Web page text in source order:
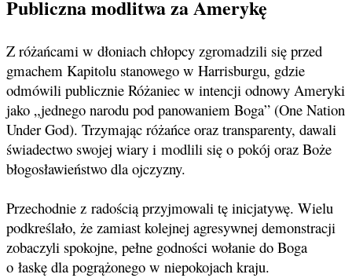
Publiczna modlitwa za Amerykę
Z różańcami w dłoniach chłopcy zgromadzili się przed
gmachem Kapitolu stanowego w Harrisburgu, gdzie
odmówili publicznie Różaniec w intencji odnowy Ameryki
jako „jednego narodu pod panowaniem Boga” (One Nation
Under God). Trzymając różańce oraz transparenty, dawali
świadectwo swojej wiary i modlili się o pokój oraz Boże
błogosławieństwo dla ojczyzny.
Przechodnie z radością przyjmowali tę inicjatywę. Wielu
podkreślało, że zamiast kolejnej agresywnej demonstracji
zobaczyli spokojne, pełne godności wołanie do Boga
o łaskę dla pogrążonego w niepokojach kraju.